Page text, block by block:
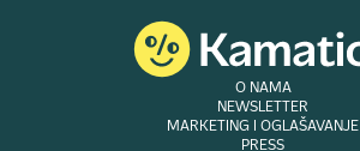
O NAMA
NEWSLETTER
MARKETING I OGLAŠAVANJE
PRESS